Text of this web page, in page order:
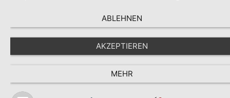
ABLEHNEN
AKZEPTIEREN
MEHR